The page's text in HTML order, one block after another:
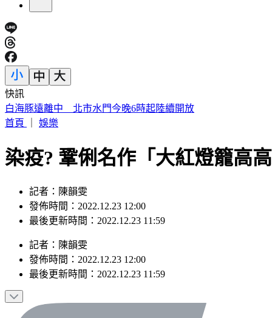
快訊
蔣萬安稱「未發陸警才沒放假」 吳思瑤還原時間軸：以為市
首頁
娛樂
染疫? 鞏俐名作「大紅燈籠高
記者：陳韻雯
發佈時間：2022.12.23 12:00
最後更新時間：2022.12.23 11:59
記者 ： 陳韻雯
發佈時間： 2022.12.23 12:00
最後更新時間： 2022.12.23 11:59